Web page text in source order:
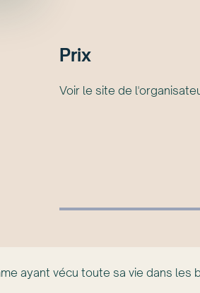
Prix
Voir le site de
ayant vécu toute sa vie dans